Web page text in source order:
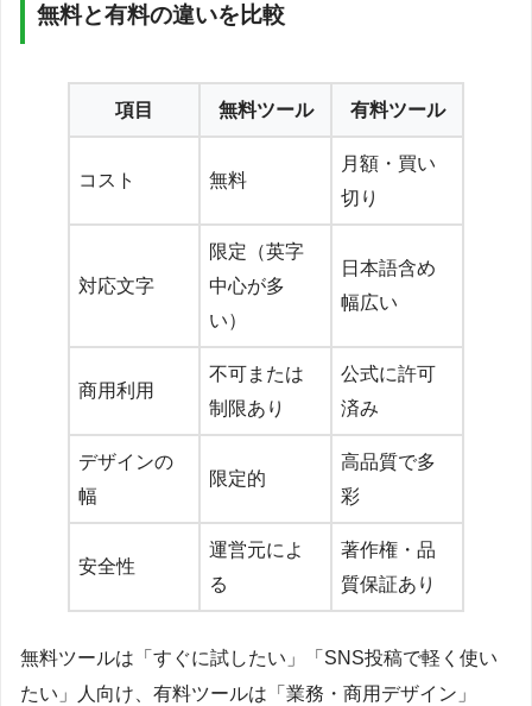
無料と有料の違いを比較
項目 無料ツール 有料ツール
コスト 無料
月額・買い
切り
対応文字
限定（英字
中心が多
い）
日本語含め
幅広い
商用利用
不可または
制限あり
公式に許可
済み
デザインの
幅
限定的
高品質で多
彩
安全性
運営元によ
る
著作権・品
質保証あり
無料ツールは「すぐに試したい」「SNS投稿で軽く使い
たい」人向け、有料ツールは「業務・商用デザイン」